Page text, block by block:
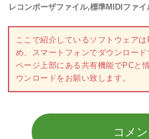
レコンポーザファイル,標準MIDIファ
ここで紹介しているソフトウェア
め、スマートフォンでダウンロード
ページ上部にある共有機能でPCと
ウンロードをお願い致します。
コメン